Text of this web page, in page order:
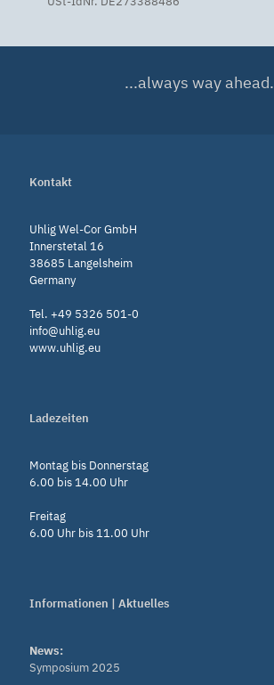
...always way ahead.
Kontakt
Uhlig Wel-Cor GmbH
Innerstetal 16
38685 Langelsheim
Germany
Tel. +49 5326 501-0
info@uhlig.eu
www.uhlig.eu
Ladezeiten
Montag bis Donnerstag
6.00 bis 14.00 Uhr
Freitag
6.00 Uhr bis 11.00 Uhr
Informationen | Aktuelles
News:
Symposium 2025